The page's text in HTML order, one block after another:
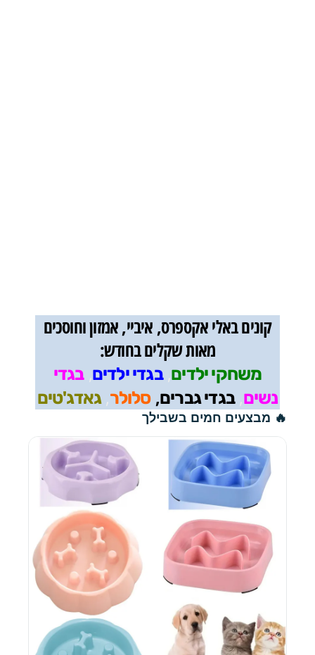
קונים באלי אקספרס, איביי, אמזון וחוסכים
מאות שקלים בחודש:
משחקי ילדים,בגדי ילדים,בגדי
נשים,בגדי גברים, סלולר,גאדג'טים
🔥 מבצעים חמים בשבילך